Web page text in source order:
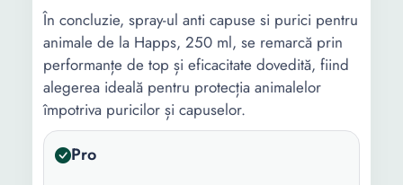
În concluzie, spray-ul anti capuse si purici pentru
animale de la Happs, 250 ml, se remarcă prin
performanțe de top și eficacitate dovedită, fiind
alegerea ideală pentru protecția animalelor
împotriva puricilor și capuselor.
Pro